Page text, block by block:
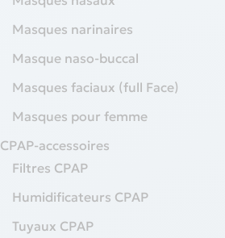
Masques narinaires
Masque naso-buccal
Masques faciaux (full Face)
Masques pour femme
CPAP-accessoires
Filtres CPAP
Humidificateurs CPAP
Tuyaux CPAP